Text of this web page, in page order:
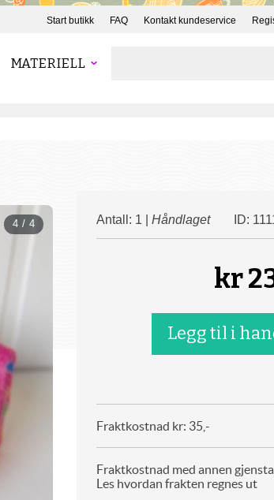
Start butikk FAQ Kontakt kundeservice
MATERIELL
4 / 4 Antall: 1 | Håndlaget ID:
kr
Fraktkostnad kr: 35,-
Fraktkostnad med annen
Les hvordan frakten regnes ut